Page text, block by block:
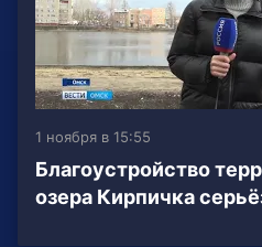
1 ноября в 15:55
Благоустройство
озера Кирпичка